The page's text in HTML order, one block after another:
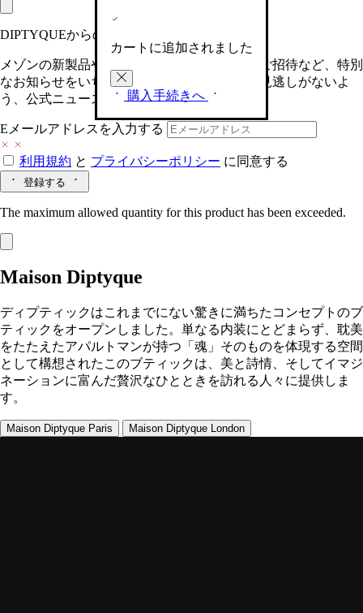
カートに追加されました
購入手続きへ
DIPTYQUEからの最新情報をお届けします
メゾンの新製品や、限定イベントへの特別なご招待など、特別
なお知らせをいち早くお届けいたします。お見逃しがないよ
う、公式ニュースレターにご登録ください。
Eメールアドレスを入力する
利用規約 と プライバシーポリシー に同意する
登録する
The maximum allowed quantity for this product has been exceeded.
Maison Diptyque
ディプティックはこれまでにない驚きに満ちたコンセプトのブ
ティックをオープンしました。単なる内装にとどまらず、耽美
をたたえたアパルトマンが持つ「魂」そのものを体現する空間
として構想されたこのブティックは、美と詩情、そしてイマジ
ネーションに富んだ贅沢なひとときを訪れる人々に提供しま
す。
Maison Diptyque Paris Maison Diptyque London